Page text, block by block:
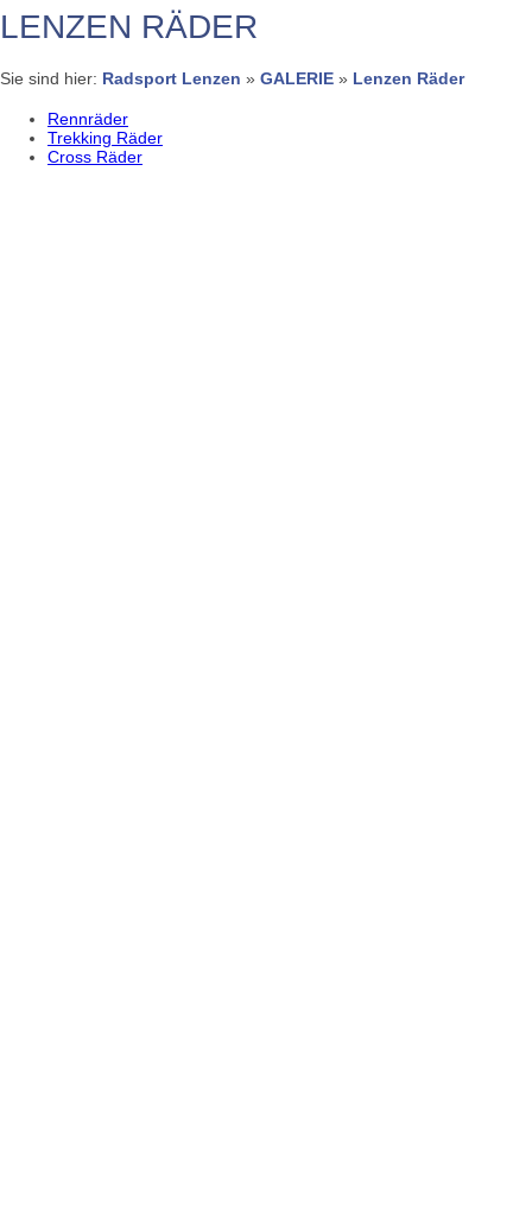
LENZEN RÄDER
Sie sind hier: Radsport Lenzen » GALERIE » Lenzen Räder
Rennräder
Trekking Räder
Cross Räder